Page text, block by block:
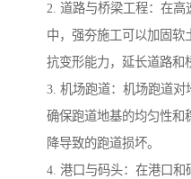
2. 道路与桥梁工程：在
中，强夯施工可以加固软
抗变形能力，延长道路和
3. 机场跑道：机场跑道
确保跑道地基的均匀性和
降导致的跑道损坏。
4. 港口与码头：在港口和